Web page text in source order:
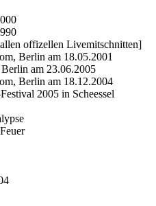
offizellen Livemitschnitten]
Berlin am 18.05.2001
am 23.06.2005
Berlin am 18.12.2004
2005 in Scheessel